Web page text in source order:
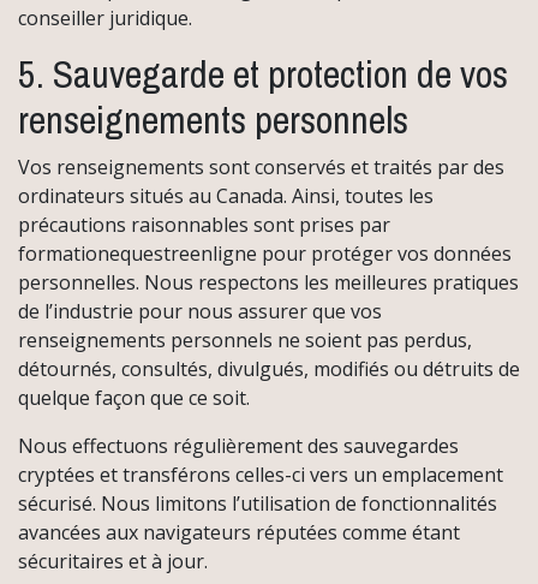
conseiller juridique.
5. Sauvegarde et protection de vos
renseignements personnels
Vos renseignements sont conservés et traités par des
ordinateurs situés au Canada. Ainsi, toutes les
précautions raisonnables sont prises par
formationequestreenligne pour protéger vos données
personnelles. Nous respectons les meilleures pratiques
de l’industrie pour nous assurer que vos
renseignements personnels ne soient pas perdus,
détournés, consultés, divulgués, modifiés ou détruits de
quelque façon que ce soit.
Nous effectuons régulièrement des sauvegardes
cryptées et transférons celles-ci vers un emplacement
sécurisé. Nous limitons l’utilisation de fonctionnalités
avancées aux navigateurs réputées comme étant
sécuritaires et à jour.